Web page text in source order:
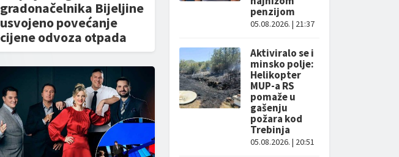
gradonačelnika Bijeljine
usvojeno povećanje
cijene odvoza otpada
penzijom
05.08.2026. | 21:37
Aktiviralo se i
minsko polje:
Helikopter
MUP-a RS
pomaže u
gašenju
požara kod
Trebinja
05.08.2026. | 20:51